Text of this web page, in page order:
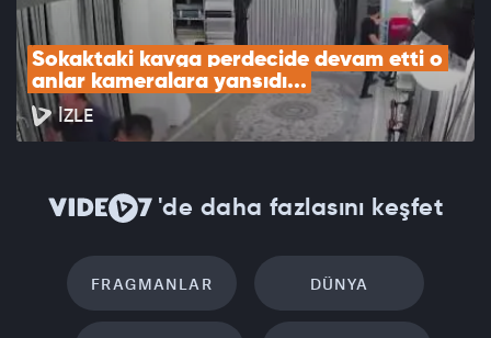
Sokaktaki kavga perdecide devam etti o
anlar kameralara yansıdı...
İZLE
'de daha fazlasını keşfet
FRAGMANLAR DÜNYA